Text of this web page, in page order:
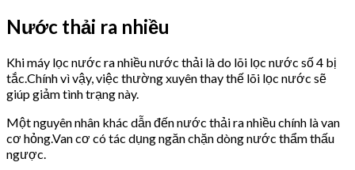
Nước thải ra nhiều
Khi máy lọc nước ra nhiều nước thải là do lõi lọc nước số 4 bị
tắc.Chính vì vậy, việc thường xuyên thay thế lõi lọc nước sẽ
giúp giảm tình trạng này.
Một nguyên nhân khác dẫn đến nước thải ra nhiều chính là van
cơ hỏng.Van cơ có tác dụng ngăn chặn dòng nước thẩm thấu
ngược.